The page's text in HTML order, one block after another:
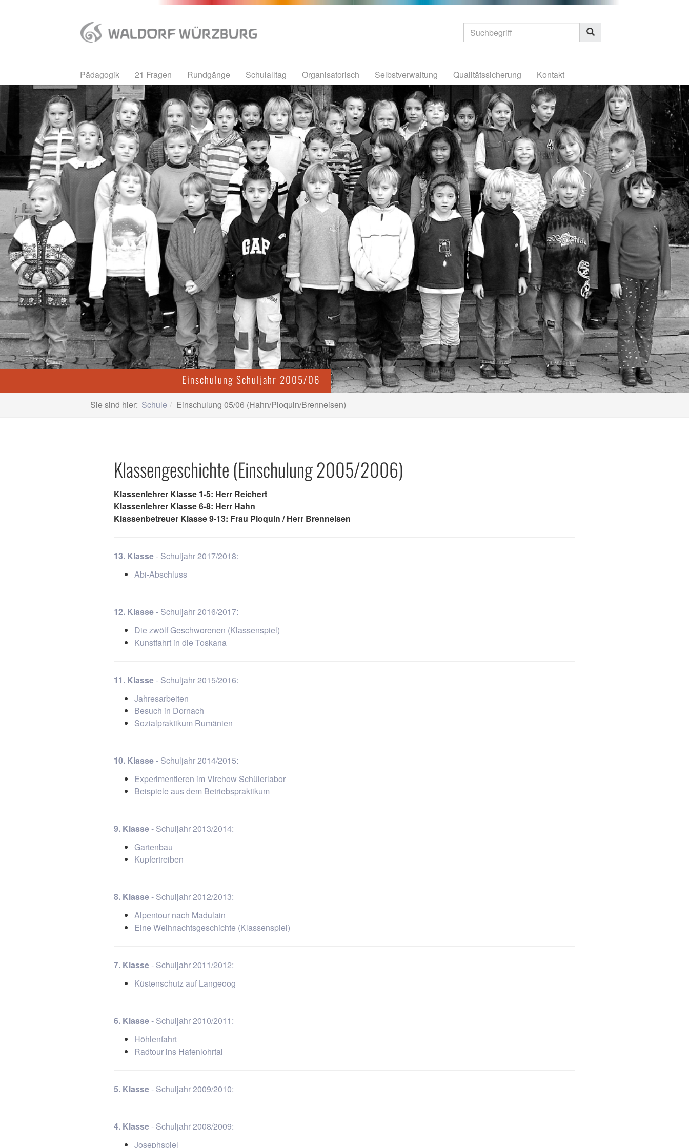
Pädagogik 21 Fragen Rundgänge Schulalltag Organisatorisch Selbstverwaltung Qualitätssicherung Kontakt
Einschulung Schuljahr 2005/06
Sie sind hier: Schule Einschulung 05/06 (Hahn/Ploquin/Brenneisen)
Klassengeschichte (Einschulung 2005/2006)
Klassenlehrer Klasse 1-5: Herr Reichert
Klassenlehrer Klasse 6-8: Herr Hahn
Klassenbetreuer Klasse 9-13: Frau Ploquin / Herr Brenneisen
13. Klasse- Schuljahr 2017/2018:
Abi-Abschluss
12. Klasse- Schuljahr 2016/2017:
Die zwölf Geschworenen (Klassenspiel)
Kunstfahrt in die Toskana
11. Klasse- Schuljahr 2015/2016:
Jahresarbeiten
Besuch in Dornach
Sozialpraktikum Rumänien
10. Klasse- Schuljahr 2014/2015:
Experimentieren im Virchow Schülerlabor
Beispiele aus dem Betriebspraktikum
9. Klasse- Schuljahr 2013/2014:
Gartenbau
Kupfertreiben
8. Klasse- Schuljahr 2012/2013:
Alpentour nach Madulain
Eine Weihnachtsgeschichte (Klassenspiel)
7. Klasse- Schuljahr 2011/2012:
Küstenschutz auf Langeoog
6. Klasse- Schuljahr 2010/2011:
Höhlenfahrt
Radtour ins Hafenlohrtal
5. Klasse- Schuljahr 2009/2010:
4. Klasse- Schuljahr 2008/2009:
Josephspiel